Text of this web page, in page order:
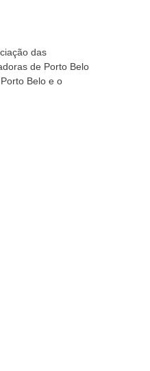
das
de Porto Belo
Belo e o